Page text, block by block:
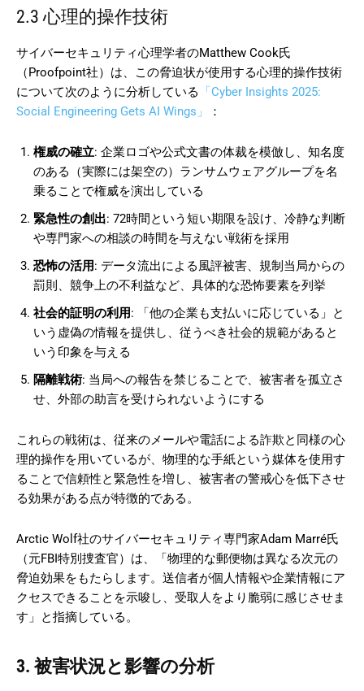
2.3 心理的操作技術
サイバーセキュリティ心理学者のMatthew Cook氏
（Proofpoint社）は、この脅迫状が使用する心理的操作技術
について次のように分析している
「Cyber Insights 2025:
Social Engineering Gets AI Wings」
：
権威の確立: 企業ロゴや公式文書の体裁を模倣し、知名度
のある（実際には架空の）ランサムウェアグループを名
乗ることで権威を演出している
緊急性の創出: 72時間という短い期限を設け、冷静な判断
や専門家への相談の時間を与えない戦術を採用
恐怖の活用: データ流出による風評被害、規制当局からの
罰則、競争上の不利益など、具体的な恐怖要素を列挙
社会的証明の利用: 「他の企業も支払いに応じている」と
いう虚偽の情報を提供し、従うべき社会的規範があると
いう印象を与える
隔離戦術: 当局への報告を禁じることで、被害者を孤立さ
せ、外部の助言を受けられないようにする
これらの戦術は、従来のメールや電話による詐欺と同様の心
理的操作を用いているが、物理的な手紙という媒体を使用す
ることで信頼性と緊急性を増し、被害者の警戒心を低下させ
る効果がある点が特徴的である。
Arctic Wolf社のサイバーセキュリティ専門家Adam Marré氏
（元FBI特別捜査官）は、「物理的な郵便物は異なる次元の
脅迫効果をもたらします。送信者が個人情報や企業情報にア
クセスできることを示唆し、受取人をより脆弱に感じさせま
す」と指摘している。
3. 被害状況と影響の分析